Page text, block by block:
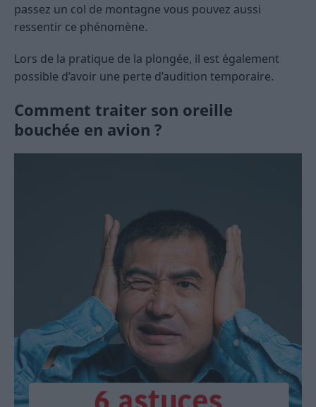
passez un col de montagne vous pouvez aussi
ressentir ce phénomène.
Lors de la pratique de la plongée, il est également
possible d’avoir une perte d’audition temporaire.
Comment traiter son oreille
bouchée en avion ?